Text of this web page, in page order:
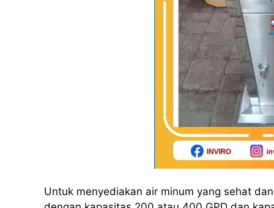
Untuk menyediakan air minum yang sehat